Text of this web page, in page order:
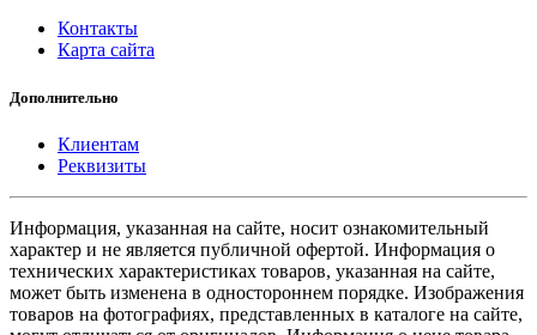
Контакты
Карта сайта
Дополнительно
Клиентам
Реквизиты
Информация, указанная на сайте, носит ознакомительный
характер и не является публичной офертой. Информация о
технических характеристиках товаров, указанная на сайте,
может быть изменена в одностороннем порядке. Изображения
товаров на фотографиях, представленных в каталоге на сайте,